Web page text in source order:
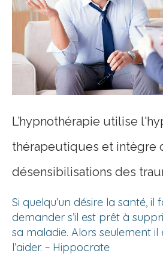
L’hypnothérapie utilise
thérapeutiques et intègre
désensibilisations des
Si quelqu’un désire la santé, il
demander s’il est prêt à
sa maladie. Alors seulement il
l’aider. ~ Hippocrate